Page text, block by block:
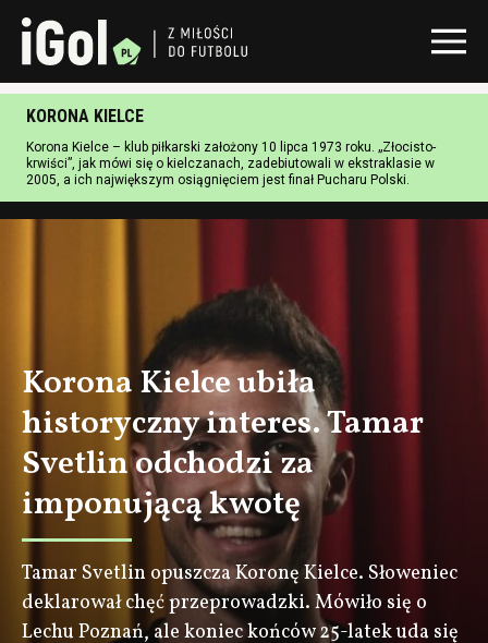
KORONA KIELCE
Korona Kielce – klub piłkarski założony 10 lipca 1973 roku. „Złocisto-
krwiści”, jak mówi się o kielczanach, zadebiutowali w ekstraklasie w
2005, a ich największym osiągnięciem jest finał Pucharu Polski.
Korona Kielce ubiła
historyczny interes. Tamar
Svetlin odchodzi za
imponującą kwotę
Tamar Svetlin opuszcza Koronę Kielce. Słoweniec
deklarował chęć przeprowadzki. Mówiło się o
Lechu Poznań, ale koniec końców 25-latek uda się